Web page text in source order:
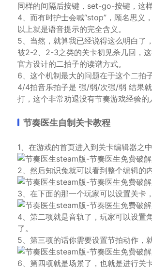
同样的间隔后按键，set-go-按键，这样
4、而有时护士会喊“stop”，顾名思义
以上就是语音提示的完全含义。
5、当然，就算我已经说得这么明白了
被2-2、2-3之类的关卡初见杀几回，
官方设计的二拍子的读谱方式。
6、这个机制最大的问题在于这个二拍
4/4拍音乐拍子是 强/弱/次强/弱 结果
打，这个非常劝退没有节奏游戏经验的
节奏医生自制关卡教程
1、在游戏的首页进入到关卡编辑器之中
2、然后知识兔就可以看到整个编辑的
3、在下面的那一个玩家可以设置关卡
4、第二项就是音轨了，玩家可以设置
了。
5、第三项的话你需要设置节拍动作，
6、第四项就是场景了，也就是进行关